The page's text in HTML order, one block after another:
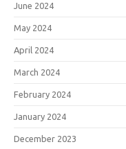
June 2024
May 2024
April 2024
March 2024
February 2024
January 2024
December 2023